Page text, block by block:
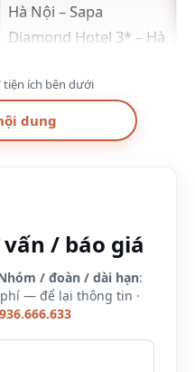
Hà Nội – Sapa
Diamond Hotel 3* – Hà
1 đêm nghỉ hạng
phòng Deluxe tại Sapa
Diamond Hotel 3* + Xe
Các tiện ích 3* tại
khách sạn như …
tiện ích bên dưới
dung
/ báo giá
/ đoàn / dài hạn:
— để lại thông tin ·